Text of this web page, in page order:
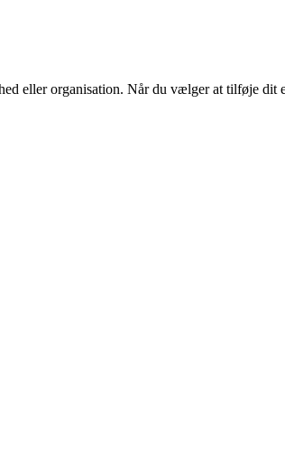
eller organisation. Når du vælger at tilføje